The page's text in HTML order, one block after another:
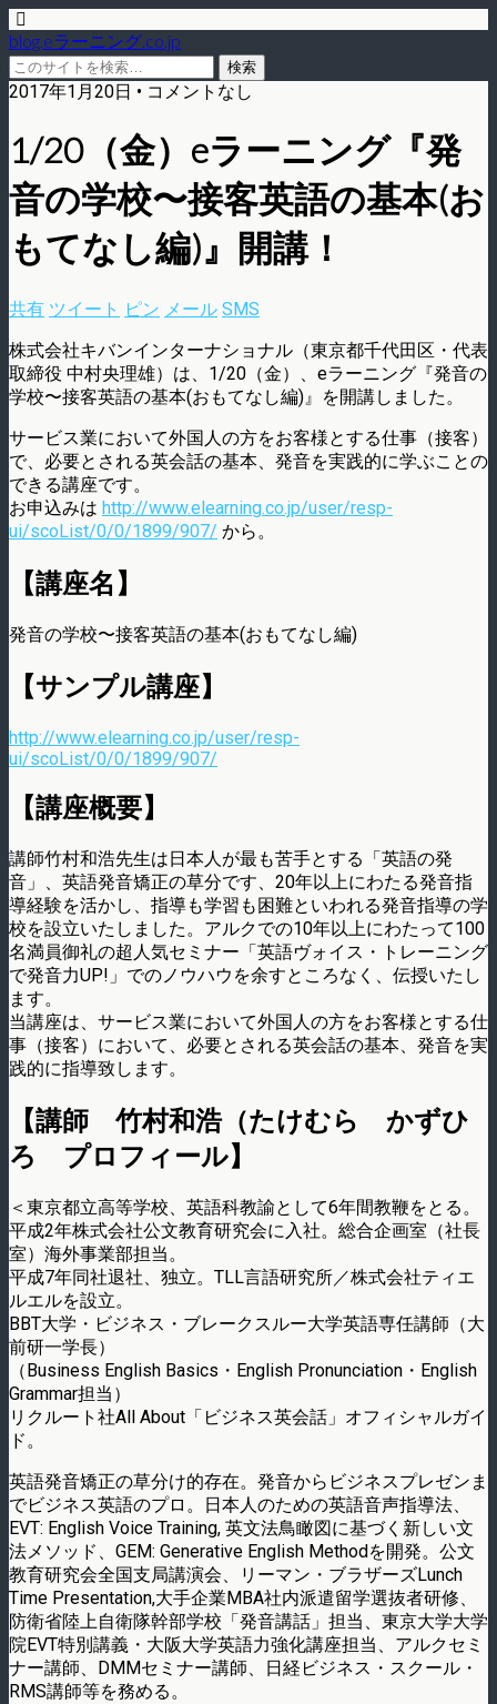
blog.eラーニング.co.jp
2017年1月20日 • コメントなし
1/20（金）eラーニング『発
音の学校〜接客英語の基本(お
もてなし編)』開講！
共有 ツイート ピン メール SMS
株式会社キバンインターナショナル（東京都千代田区・代表
取締役 中村央理雄）は、1/20（金）、eラーニング『発音の
学校〜接客英語の基本(おもてなし編)』を開講しました。
サービス業において外国人の方をお客様とする仕事（接客）
で、必要とされる英会話の基本、発音を実践的に学ぶことの
できる講座です。
お申込みは http://www.elearning.co.jp/user/resp-
ui/scoList/0/0/1899/907/ から。
【講座名】
発音の学校〜接客英語の基本(おもてなし編)
【サンプル講座】
http://www.elearning.co.jp/user/resp-
ui/scoList/0/0/1899/907/
【講座概要】
講師竹村和浩先生は日本人が最も苦手とする「英語の発
音」、英語発音矯正の草分です、20年以上にわたる発音指
導経験を活かし、指導も学習も困難といわれる発音指導の学
校を設立いたしました。アルクでの10年以上にわたって100
名満員御礼の超人気セミナー「英語ヴォイス・トレーニング
で発音力UP!」でのノウハウを余すところなく、伝授いたし
ます。
当講座は、サービス業において外国人の方をお客様とする仕
事（接客）において、必要とされる英会話の基本、発音を実
践的に指導致します。
【講師 竹村和浩（たけむら かずひ
ろ プロフィール】
＜東京都立高等学校、英語科教諭として6年間教鞭をとる。
平成2年株式会社公文教育研究会に入社。総合企画室（社長
室）海外事業部担当。
平成7年同社退社、独立。TLL言語研究所／株式会社ティエ
ルエルを設立。
BBT大学・ビジネス・ブレークスルー大学英語専任講師（大
前研一学長）
（Business English Basics・English Pronunciation・English
Grammar担当）
リクルート社All About「ビジネス英会話」オフィシャルガイ
ド。
英語発音矯正の草分け的存在。発音からビジネスプレゼンま
でビジネス英語のプロ。日本人のための英語音声指導法、
EVT: English Voice Training, 英文法鳥瞰図に基づく新しい文
法メソッド、GEM: Generative English Methodを開発。公文
教育研究会全国支局講演会、リーマン・ブラザーズLunch
Time Presentation,大手企業MBA社内派遣留学選抜者研修、
防衛省陸上自衛隊幹部学校「発音講話」担当、東京大学大学
院EVT特別講義・大阪大学英語力強化講座担当、アルクセミ
ナー講師、DMMセミナー講師、日経ビジネス・スクール・
RMS講師等を務める。